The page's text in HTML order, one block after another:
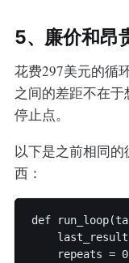
5、廉价和昂
花费297美元的循
之间的差距不在
停止点。
以下是之前相同
西：
def
    repeats = 0